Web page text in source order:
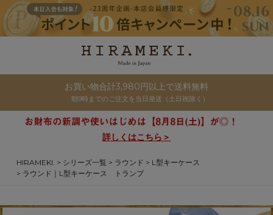
お買い物合計3,980円以上で送料無料
朝9時までのご注文を当日発送（土日祝除く）
詳しくはこちら＞
HIRAMEKI. シリーズ一覧 ラウンド
L型キーケース
ラウンド｜L型キーケース トランプ